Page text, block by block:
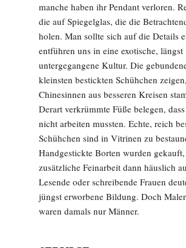
manche haben ihr Pendant verloren.
die auf Spiegelglas, die die
holen. Man sollte sich auf die Details
entführen uns in eine exotische, längst
untergegangene Kultur. Die
kleinsten bestickten Schühchen
Chinesinnen aus besseren Kreisen
Derart verkrümmte Füße belegen,
nicht arbeiten mussten. Echte, reich
Schühchen sind in Vitrinen zu
Handgestickte Borten wurden
zusätzliche Feinarbeit dann häuslich
Lesende oder schreibende Frauen
jüngst erworbene Bildung. Doch
waren damals nur Männer.